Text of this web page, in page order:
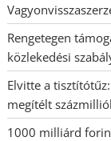
Rengetegen
közlekedési
Elvitte a
megítélt
1000 milliárd